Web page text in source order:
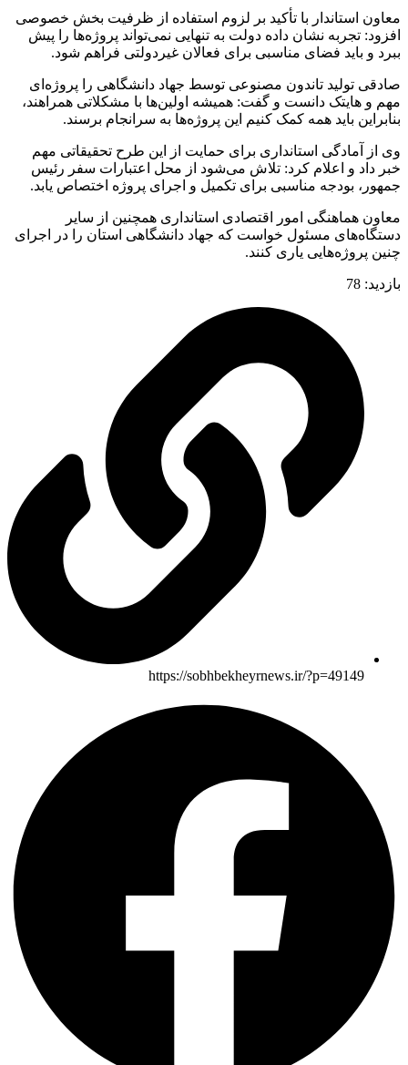
معاون استاندار با تأکید بر لزوم استفاده از ظرفیت بخش خصوصی
افزود: تجربه نشان داده دولت به تنهایی نمی‌تواند پروژه‌ها را پیش
ببرد و باید فضای مناسبی برای فعالان غیردولتی فراهم شود.
صادقی تولید تاندون مصنوعی توسط جهاد دانشگاهی را پروژه‌ای
مهم و هایتک دانست و گفت: همیشه اولین‌ها با مشکلاتی همراهند،
بنابراین باید همه کمک کنیم این پروژه‌ها به سرانجام برسند.
وی از آمادگی استانداری برای حمایت از این طرح تحقیقاتی مهم
خبر داد و اعلام کرد: تلاش می‌شود از محل اعتبارات سفر رئیس
جمهور، بودجه مناسبی برای تکمیل و اجرای پروژه اختصاص یابد.
معاون هماهنگی امور اقتصادی استانداری همچنین از سایر
دستگاه‌های مسئول خواست که جهاد دانشگاهی استان را در اجرای
چنین پروژه‌هایی یاری کنند.
بازدید: 78
https://sobhbekheyrnews.ir/?p=49149